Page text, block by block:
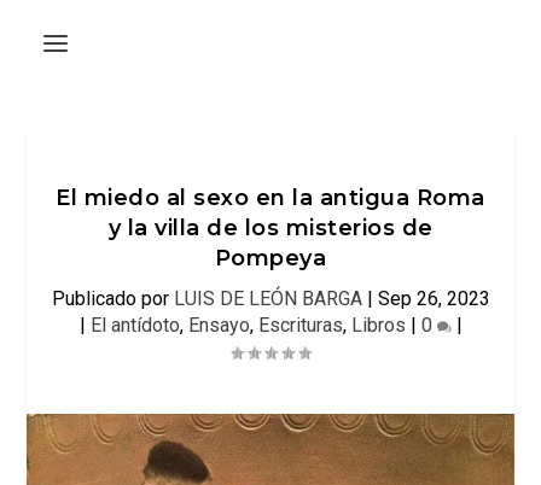
El miedo al sexo en la antigua Roma
y la villa de los misterios de
Pompeya
Publicado por LUIS DE LEÓN BARGA| Sep 26, 2023
| El antídoto, Ensayo, Escrituras, Libros | 0 |